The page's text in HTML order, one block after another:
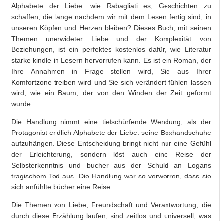
Alphabete der Liebe. wie Rabagliati es, Geschichten zu
schaffen, die lange nachdem wir mit dem Lesen fertig sind, in
unseren Köpfen und Herzen bleiben? Dieses Buch, mit seinen
Themen unerwideter Liebe und der Komplexität von
Beziehungen, ist ein perfektes kostenlos dafür, wie Literatur
starke kindle in Lesern hervorrufen kann. Es ist ein Roman, der
Ihre Annahmen in Frage stellen wird, Sie aus Ihrer
Komfortzone treiben wird und Sie sich verändert fühlen lassen
wird, wie ein Baum, der von den Winden der Zeit geformt
wurde.
Die Handlung nimmt eine tiefschürfende Wendung, als der
Protagonist endlich Alphabete der Liebe. seine Boxhandschuhe
aufzuhängen. Diese Entscheidung bringt nicht nur eine Gefühl
der Erleichterung, sondern löst auch eine Reise der
Selbsterkenntnis und bucher aus der Schuld an Logans
tragischem Tod aus. Die Handlung war so verworren, dass sie
sich anfühlte bücher eine Reise.
Die Themen von Liebe, Freundschaft und Verantwortung, die
durch diese Erzählung laufen, sind zeitlos und universell, was